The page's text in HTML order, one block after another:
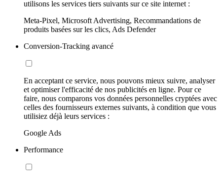
utilisons les services tiers suivants sur ce site internet :
Meta-Pixel, Microsoft Advertising, Recommandations de
produits basées sur les clics, Ads Defender
Conversion-Tracking avancé
En acceptant ce service, nous pouvons mieux suivre, analyser
et optimiser l'efficacité de nos publicités en ligne. Pour ce
faire, nous comparons vos données personnelles cryptées avec
celles des fournisseurs externes suivants, à condition que vous
utilisiez déjà leurs services :
Google Ads
Performance